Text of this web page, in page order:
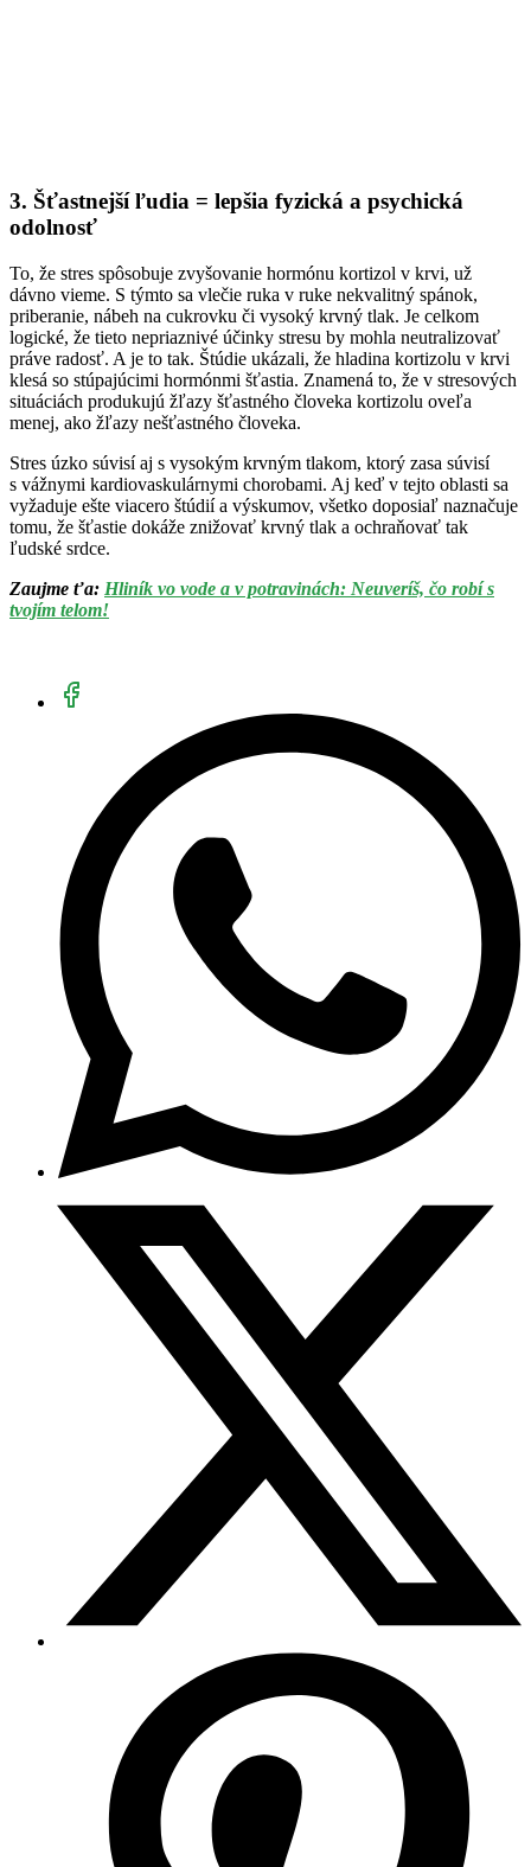
3. Šťastnejší ľudia = lepšia fyzická a psychická
odolnosť
To, že stres spôsobuje zvyšovanie hormónu kortizol v krvi, už
dávno vieme. S týmto sa vlečie ruka v ruke nekvalitný spánok,
priberanie, nábeh na cukrovku či vysoký krvný tlak. Je celkom
logické, že tieto nepriaznivé účinky stresu by mohla neutralizovať
práve radosť. A je to tak. Štúdie ukázali, že hladina kortizolu v krvi
klesá so stúpajúcimi hormónmi šťastia. Znamená to, že v stresových
situáciách produkujú žľazy šťastného človeka kortizolu oveľa
menej, ako žľazy nešťastného človeka.
Stres úzko súvisí aj s vysokým krvným tlakom, ktorý zasa súvisí
s vážnymi kardiovaskulárnymi chorobami. Aj keď v tejto oblasti sa
vyžaduje ešte viacero štúdií a výskumov, všetko doposiaľ naznačuje
tomu, že šťastie dokáže znižovať krvný tlak a ochraňovať tak
ľudské srdce.
Zaujme ťa: Hliník vo vode a v potravinách: Neuveríš, čo robí s
tvojím telom!